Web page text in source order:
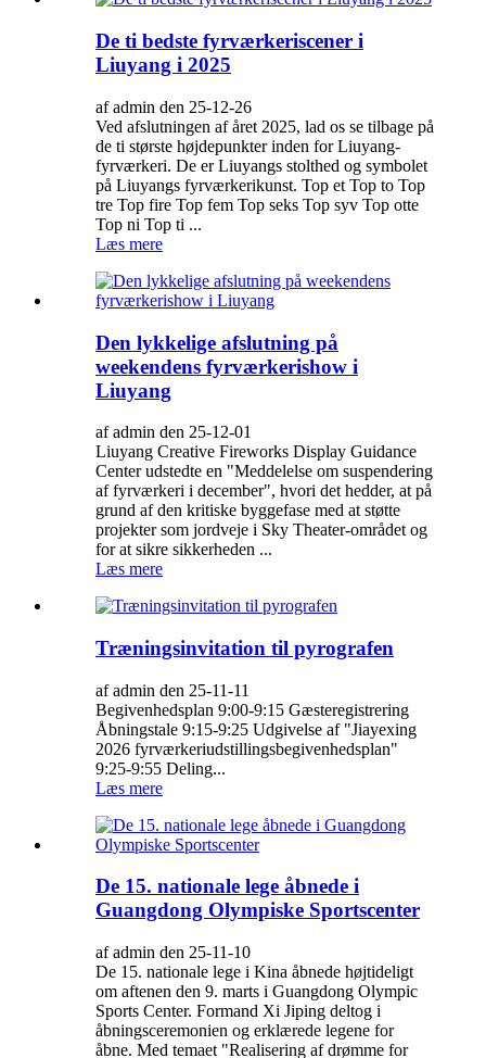
De ti bedste fyrværkeriscener i
Liuyang i 2025
af admin den 25-12-26
Ved afslutningen af ​​året 2025, lad os se tilbage på
de ti største højdepunkter inden for Liuyang-
fyrværkeri. De er Liuyangs stolthed og symbolet
på Liuyangs fyrværkerikunst. Top et Top to Top
tre Top fire Top fem Top seks Top syv Top otte
Top ni Top ti ...
Læs mere
Den lykkelige afslutning på
weekendens fyrværkerishow i
Liuyang
af admin den 25-12-01
Liuyang Creative Fireworks Display Guidance
Center udstedte en "Meddelelse om suspendering
af fyrværkeri i december", hvori det hedder, at på
grund af den kritiske byggefase med at støtte
projekter som jordveje i Sky Theater-området og
for at sikre sikkerheden ...
Læs mere
Træningsinvitation til pyrografen
af admin den 25-11-11
Begivenhedsplan 9:00-9:15 Gæsteregistrering
Åbningstale 9:15-9:25 Udgivelse af "Jiayexing
2026 fyrværkeriudstillingsbegivenhedsplan"
9:25-9:55 Deling...
Læs mere
De 15. nationale lege åbnede i
Guangdong Olympiske Sportscenter
af admin den 25-11-10
De 15. nationale lege i Kina åbnede højtideligt
om aftenen den 9. marts i Guangdong Olympic
Sports Center. Formand Xi Jiping deltog i
åbningsceremonien og erklærede legene for
åbne. Med temaet "Realisering af drømme for